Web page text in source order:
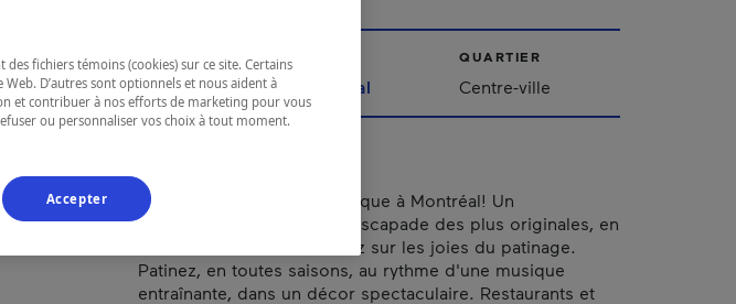
RÉGION
Montréal Montréal
QUARTIER
Centre-ville
Une patinoire intérieure unique à Montréal! Un
incontournable! Pour une escapade des plus originales, en
famille ou entre amis, misez sur les joies du patinage.
Patinez, en toutes saisons, au rythme d'une musique
entraînante, dans un décor spectaculaire. Restaurants et
fichiers témoins (cookies) sur ce site. Certains
D’autres sont optionnels et nous aident à
et contribuer à nos efforts de marketing pour vous
ou personnaliser vos choix à tout moment.
s'ouvrira dans une nouvelle fenêtre.
Accepter